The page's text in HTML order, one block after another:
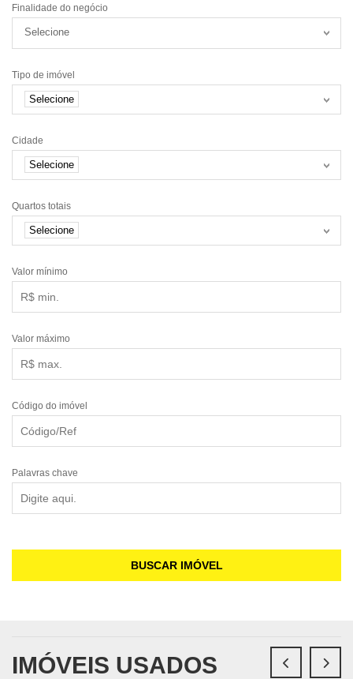
Finalidade do negócio
Selecione
Tipo de imóvel
Selecione
Cidade
Selecione
Quartos totais
Selecione
Valor mínimo
Valor máximo
Código do imóvel
Palavras chave
BUSCAR IMÓVEL
IMÓVEIS USADOS